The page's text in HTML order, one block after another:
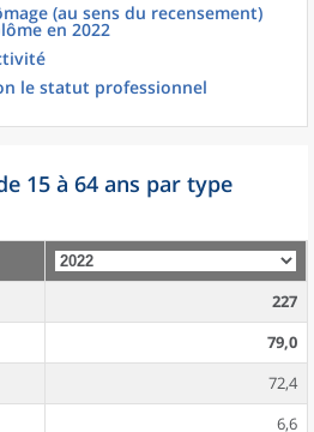
(au sens du recensement)
en 2022
le statut professionnel
15 à 64 ans par type
227
79,0
72,4
6,6